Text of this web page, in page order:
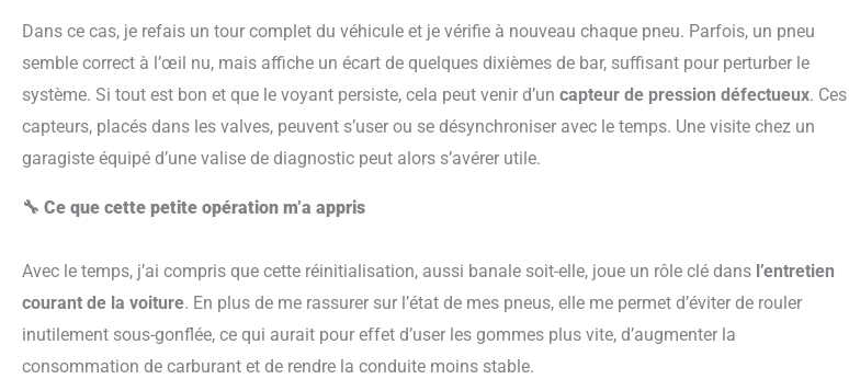
Dans ce cas, je refais un tour complet du véhicule et je vérifie à nouveau chaque pneu. Parfois, un pneu
semble correct à l’œil nu, mais affiche un écart de quelques dixièmes de bar, suffisant pour perturber le
système. Si tout est bon et que le voyant persiste, cela peut venir d’un capteur de pression défectueux. Ces
capteurs, placés dans les valves, peuvent s’user ou se désynchroniser avec le temps. Une visite chez un
garagiste équipé d’une valise de diagnostic peut alors s’avérer utile.
🔧 Ce que cette petite opération m’a appris
Avec le temps, j’ai compris que cette réinitialisation, aussi banale soit-elle, joue un rôle clé dans l’entretien
courant de la voiture. En plus de me rassurer sur l’état de mes pneus, elle me permet d’éviter de rouler
inutilement sous-gonflée, ce qui aurait pour effet d’user les gommes plus vite, d’augmenter la
consommation de carburant et de rendre la conduite moins stable.